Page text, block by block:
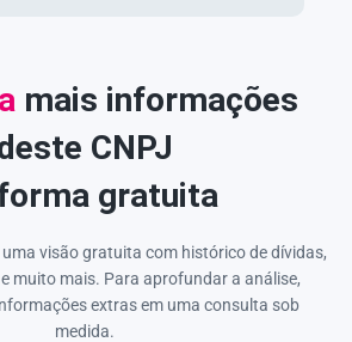
mais informações
CNPJ
gratuita
uma visão gratuita com histórico de dívidas,
muito mais. Para aprofundar a análise,
extras em uma consulta sob
medida.